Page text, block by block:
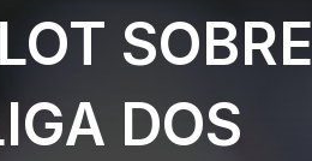
SOBRE
DOS